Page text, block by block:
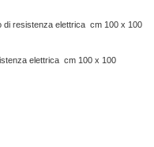
di resistenza elettrica cm 100 x 100
elettrica cm 100 x 100